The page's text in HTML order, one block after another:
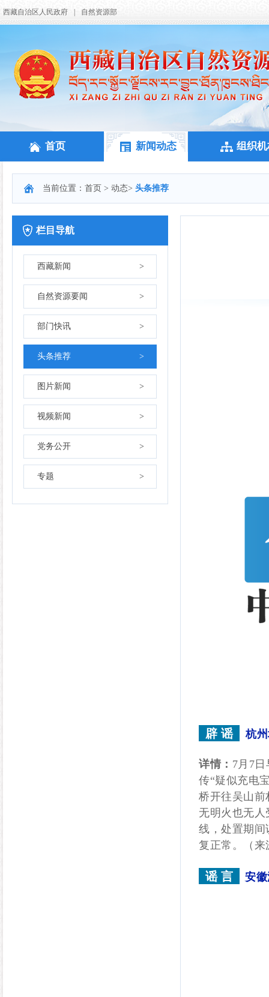
西藏自治区人民政府 自然资源部
首页 新闻动态 组织
当前位置： 首页 > 动态> 头条推荐
栏目导航
西藏新闻 >
自然资源要闻 >
部门快讯 >
头条推荐 >
图片新闻 >
视频新闻 >
党务公开 >
专题 >
辟 谣 杭
详情： 7月7
传“疑似充电
桥开往吴山
无明火也无
线，处置期间
复正常。（来
谣 言 安